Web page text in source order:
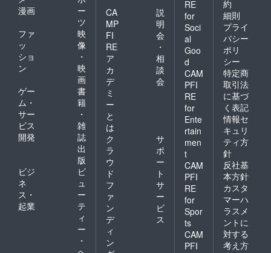
漫画
ー
ツ
ファ
ッ
ショ
ン
映
像
・
映
画
ゲー
ム・
サー
ビス
開発
書
籍
・
雑
誌
出
版
ビジ
ネ
ス・
起業
ビ
ュ
ー
テ
ィ
ー
・
CA
MP
FI
RE
ア
カ
デ
ミ
ー
と
は
説
明
会
・
相
談
会
ク
ラ
ウ
ド
フ
ァ
ン
デ
ィ
ン
サ
ポ
ー
ト
サ
ー
ビ
ス
RE
for
Soci
al
Goo
d
CAM
PFI
RE
for
Ente
rtain
men
t
CAM
PFI
RE
for
Spor
ts
CAM
PFI
約
細則
プライ
バシー
ポリ
シー
特定商
取引法
に基づ
く表記
情報セ
キュリ
ティ方
針
反社基
本方針
カスタ
マーハ
ラスメ
ントに
対する
考え方